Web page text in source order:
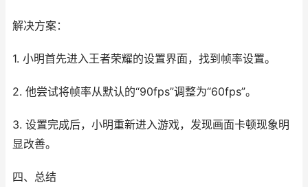
解决方案：
1. 小明首先进入王者荣耀的设置界面，找到帧率设置。
2. 他尝试将帧率从默认的“90fps”调整为“60fps”。
3. 设置完成后，小明重新进入游戏，发现画面卡顿现象明
显改善。
四、总结